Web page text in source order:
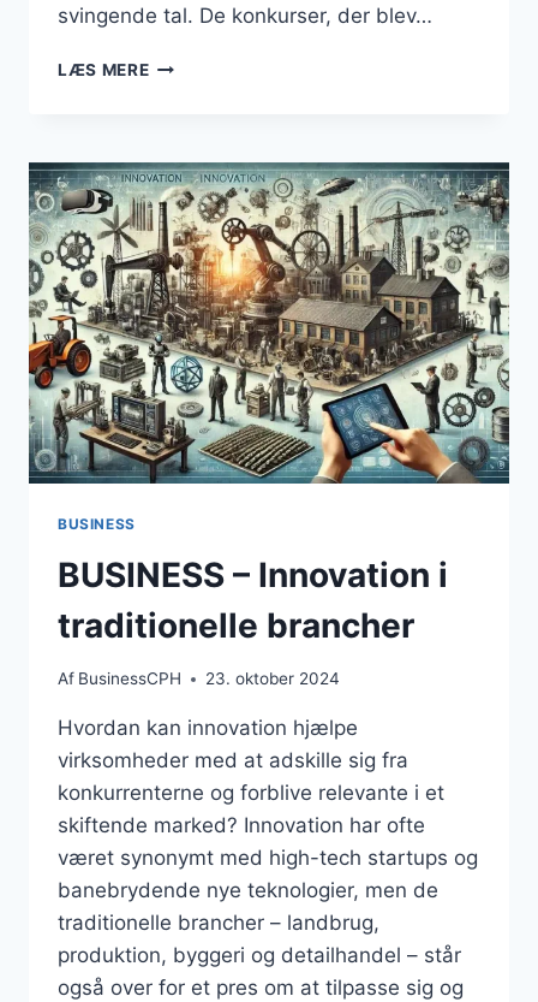
svingende tal. De konkurser, der blev…
LÆS MEREFALD
BLANDT
AKTIVE
VIRKSOMHEDER
OKTOBER
BUSINESS
BUSINESS – Innovation i
traditionelle brancher
Af BusinessCPH 23. oktober 2024
Hvordan kan innovation hjælpe
virksomheder med at adskille sig fra
konkurrenterne og forblive relevante i et
skiftende marked? Innovation har ofte
været synonymt med high-tech startups og
banebrydende nye teknologier, men de
traditionelle brancher – landbrug,
produktion, byggeri og detailhandel – står
også over for et pres om at tilpasse sig og